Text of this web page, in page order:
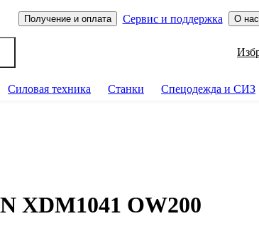
Получение и оплата Сервис и поддержка О нас
Силовая техника Станки Спецодежда и СИЗ
XDM1041 OW200